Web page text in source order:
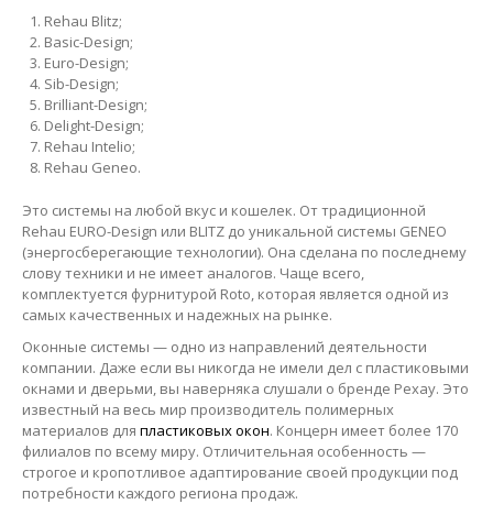
Rehau Blitz;
Basic-Design;
Euro-Design;
Sib-Design;
Brilliant-Design;
Delight-Design;
Rehau Intelio;
Rehau Geneo.
Это системы на любой вкус и кошелек. От традиционной
Rehau EURO-Design или BLITZ до уникальной системы GENEO
(энергосберегающие технологии). Она сделана по последнему
слову техники и не имеет аналогов. Чаще всего,
комплектуется фурнитурой Roto, которая является одной из
самых качественных и надежных на рынке.
Оконные системы — одно из направлений деятельности
компании. Даже если вы никогда не имели дел с пластиковыми
окнами и дверьми, вы наверняка слушали о бренде Рехау. Это
известный на весь мир производитель полимерных
материалов для пластиковых окон. Концерн имеет более 170
филиалов по всему миру. Отличительная особенность —
строгое и кропотливое адаптирование своей продукции под
потребности каждого региона продаж.